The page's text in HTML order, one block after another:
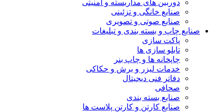
دوربین های مداربسته و امنیتی
صنایع خانگی و تزئینی
صنایع صوتی و تصویری
صنایع چاپ و بسته بندی و تبلیغات
پاکت سازی
تابلو سازی ها
چاپخانه ها و چاپ بنر
خدمات لیزر و برش و حکاکی
دفاتر فنی دیجیتال
صحافی
صنایع بسته بندی
صنایع کارتن و کارتن پلاست ها